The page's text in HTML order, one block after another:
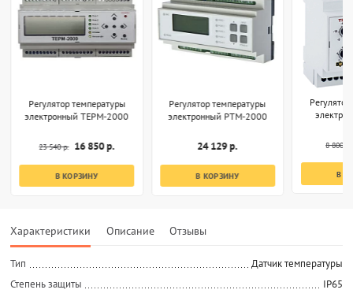
Регулятор температуры
электронный ТЕРМ-2000
23 540 р. 16 850 р.
В КОРЗИНУ
Регулятор температуры
электронный РТМ-2000
24 129 р.
В КОРЗИНУ
8 800 р.
В
Характеристики Описание Отзывы
Тип
Датчик температуры
Степень защиты
IP65